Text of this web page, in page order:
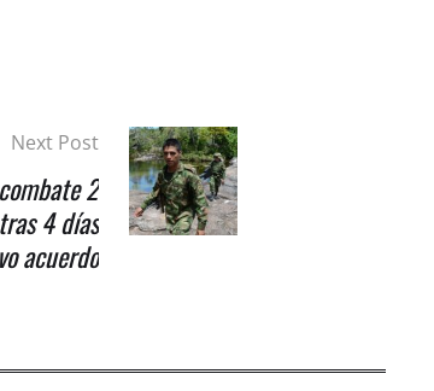
Next Post
2
4 días
acuerdo